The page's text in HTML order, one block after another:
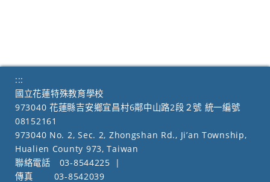
:::
國立花蓮特殊教育學校
973040 花蓮縣吉安鄉宜昌村6鄰中山路2段２號 統一編號
08152161
973040 No. 2, Sec. 2, Zhongshan Rd., Ji’an Township,
Hualien County 973, Taiwan
聯絡電話
03-8544225
|
傳真
03-8542039